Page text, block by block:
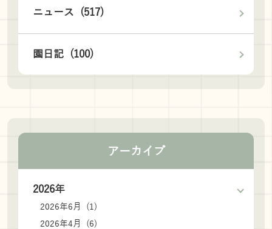
ニュース (517)
園日記 (100)
アーカイブ
2026年
2026年6月 (1)
2026年4月 (6)